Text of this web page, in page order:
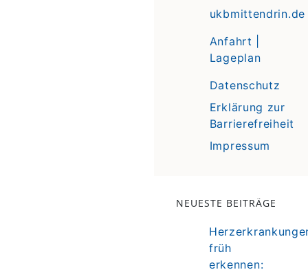
ukbmittendrin.de
Anfahrt |
Lageplan
Datenschutz
Erklärung zur
Barrierefreiheit
Impressum
NEUESTE BEITRÄGE
früh
erkennen: